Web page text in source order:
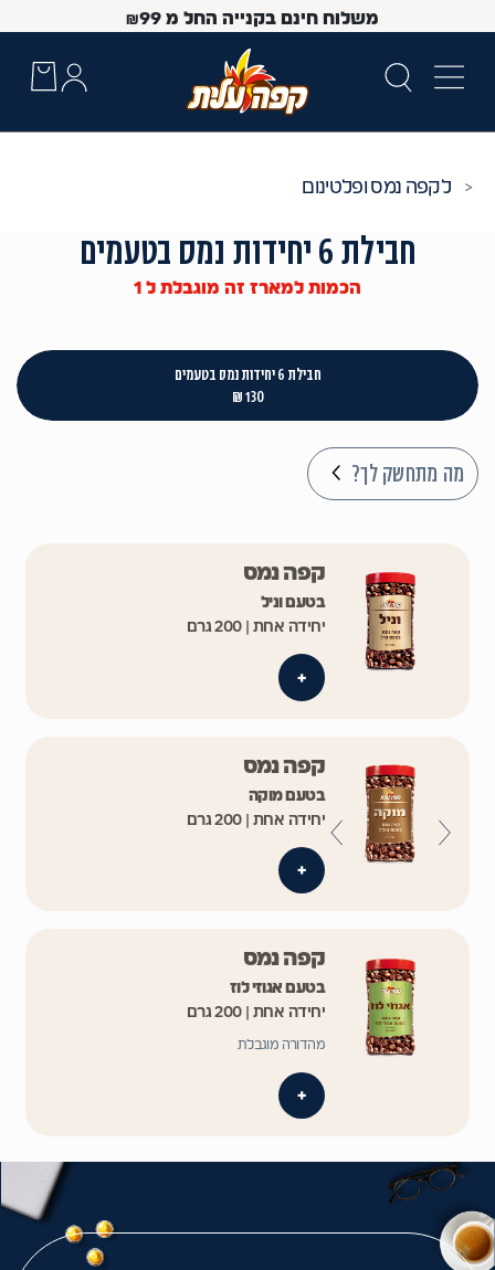
משלוח חינם בקנייה החל מ ₪99
Up and Down arrow keys to navigate search results.
קפה נמס ופלטינום
חבילת 6 יחידות נמס בטעמים
הכמות למארז זה מוגבלת ל 1
חבילת 6 יחידות נמס בטעמים
130 ₪
מה מתחשק לך?
קפה נמס
בטעם וניל
יחידה אחת | 200 גרם
+
קפה נמס
בטעם מוקה
יחידה אחת | 200 גרם
+
קפה נמס
בטעם אגוזי לוז
יחידה אחת | 200 גרם
מהדורה מוגבלת
+